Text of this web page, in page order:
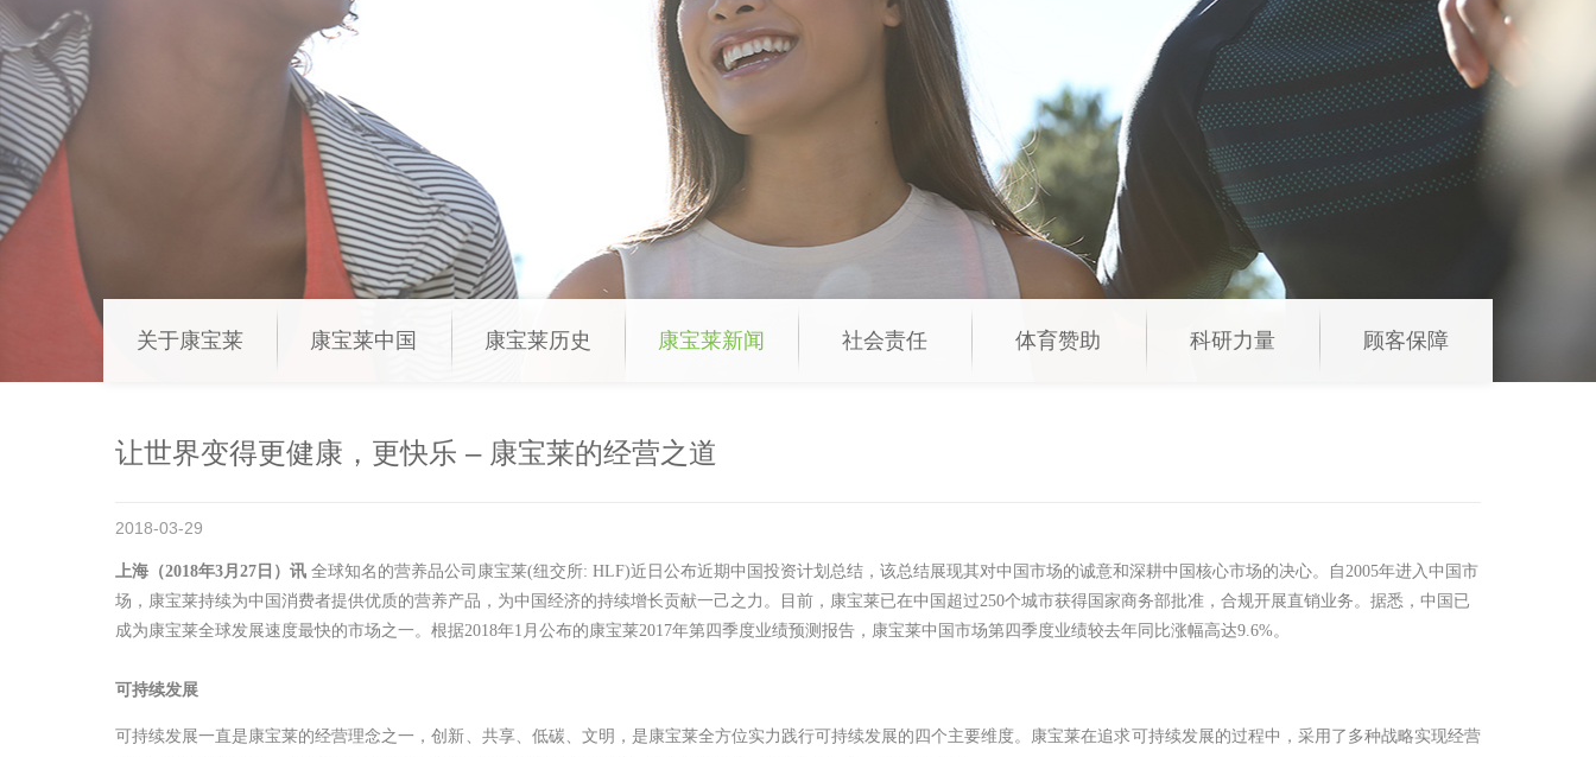
关于康宝莱 康宝莱中国 康宝莱历史 康宝莱新闻 社会责任 体育赞助 科研力量 顾客保障
让世界变得更健康，更快乐 – 康宝莱的经营之道
2018-03-29
上海（2018年3月 27 日）讯 全球知名的营养品公司康宝莱(纽交所: HLF)近日公布近期中国投资计划总结，该总结展现其对中国市场的诚意和深耕中国核心市场的决心。自2005年进入中国市
场，康宝莱持续为中国消费者提供优质的营养产品，为中国经济的持续增长贡献一己之力。目前，康宝莱已在中国超过250个城市获得国家商务部批准，合规开展直销业务。据悉，中国已
成为康宝莱全球发展速度最快的市场之一。根据2018年1月公布的康宝莱2017年第四季度业绩预测报告，康宝莱中国市场第四季度业绩较去年同比涨幅高达9.6%。
可持续发展
可持续发展一直是康宝莱的经营理念之一，创新、共享、低碳、文明，是康宝莱全方位实力践行可持续发展的四个主要维度。康宝莱在追求可持续发展的过程中，采用了多种战略实现经营